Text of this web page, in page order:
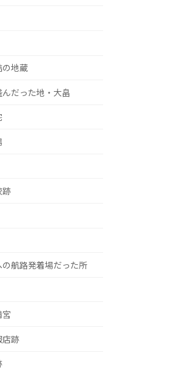
地蔵
だった地・大畠
航路発着場だった所
跡